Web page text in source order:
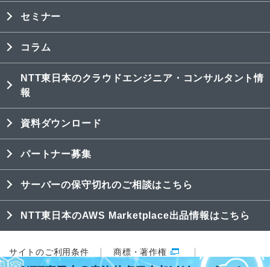
セミナー
コラム
NTT東日本のクラウドエンジニア・コンサルタント情
報
資料ダウンロード
パートナー募集
サーバーの保守切れのご相談はこちら
NTT東日本のAWS Marketplace出品情報はこちら
サイトのご利用条件
商標・著作権